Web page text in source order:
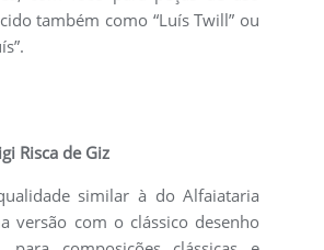
também como “Luís Twill” ou
Risca de Giz
similar à do Alfaiataria
versão com o clássico desenho